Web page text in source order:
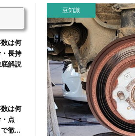
豆知識
は何
長持
解説
は何
点
徹...